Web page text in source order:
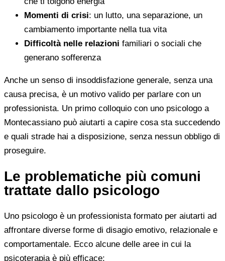
Momenti di crisi: un lutto, una separazione, un
cambiamento importante nella tua vita
Difficoltà nelle relazioni familiari o sociali che
generano sofferenza
Anche un senso di insoddisfazione generale, senza una
causa precisa, è un motivo valido per parlare con un
professionista. Un primo colloquio con uno psicologo a
Montecassiano può aiutarti a capire cosa sta succedendo
e quali strade hai a disposizione, senza nessun obbligo di
proseguire.
Le problematiche più comuni
trattate dallo psicologo
Uno psicologo è un professionista formato per aiutarti ad
affrontare diverse forme di disagio emotivo, relazionale e
comportamentale. Ecco alcune delle aree in cui la
psicoterapia è più efficace: